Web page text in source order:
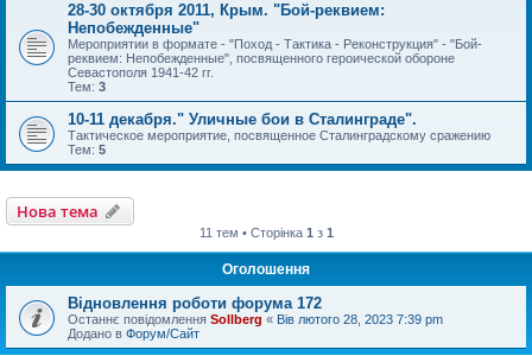
28-30 октября 2011, Крым. "Бой-реквием:
Непобежденные"
Мероприятии в формате - "Поход - Тактика - Реконструкция" - "Бой-
реквием: Непобежденные", посвященного героической обороне
Севастополя 1941-42 гг.
Тем: 3
10-11 декабря." Уличные бои в Сталинграде".
Тактическое мероприятие, посвященное Сталинградскому сражению
Тем: 5
Нова тема
11 тем • Сторінка 1 з 1
Оголошення
Відновлення роботи форума 172
Останнє повідомлення Sollberg « Вів лютого 28, 2023 7:39 pm
Додано в Форум/Сайт